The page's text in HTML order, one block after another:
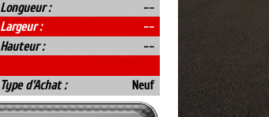
Longueur :
--
Largeur :
--
Hauteur :
--
Type d'Achat : Neuf